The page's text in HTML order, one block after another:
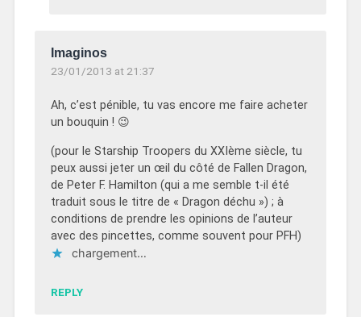
Imaginos
23/01/2013 at 21:37
Ah, c’est pénible, tu vas encore me faire acheter
un bouquin ! 😉
(pour le Starship Troopers du XXIème siècle, tu
peux aussi jeter un œil du côté de Fallen Dragon,
de Peter F. Hamilton (qui a me semble t-il été
traduit sous le titre de « Dragon déchu ») ; à
conditions de prendre les opinions de l’auteur
avec des pincettes, comme souvent pour PFH)
chargement…
REPLY